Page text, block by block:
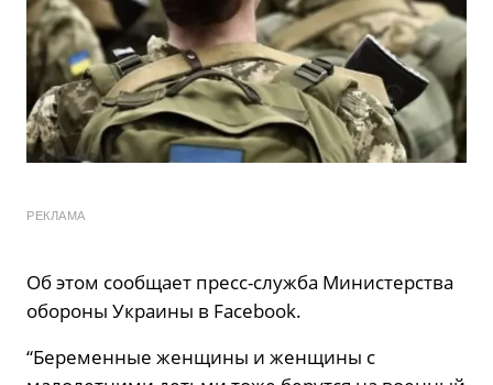
РЕКЛАМА
Об этом сообщает пресс-служба Министерства
обороны Украины в Facebook.
“Беременные женщины и женщины с